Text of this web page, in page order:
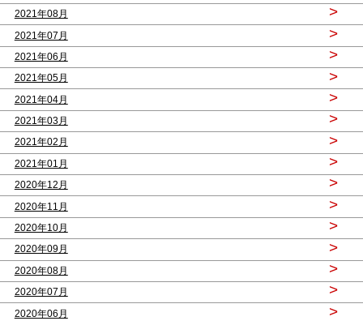
2021年08月 >
2021年07月 >
2021年06月 >
2021年05月 >
2021年04月 >
2021年03月 >
2021年02月 >
2021年01月 >
2020年12月 >
2020年11月 >
2020年10月 >
2020年09月 >
2020年08月 >
2020年07月 >
2020年06月 >